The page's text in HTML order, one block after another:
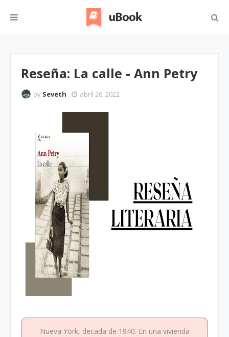
Reseña: La calle - Ann Petry
by Seveth abril 26, 2022
Nueva York, decada de 1940. En una vivienda